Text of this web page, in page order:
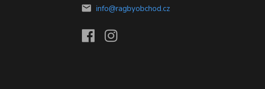
info@ragbyobchod.cz